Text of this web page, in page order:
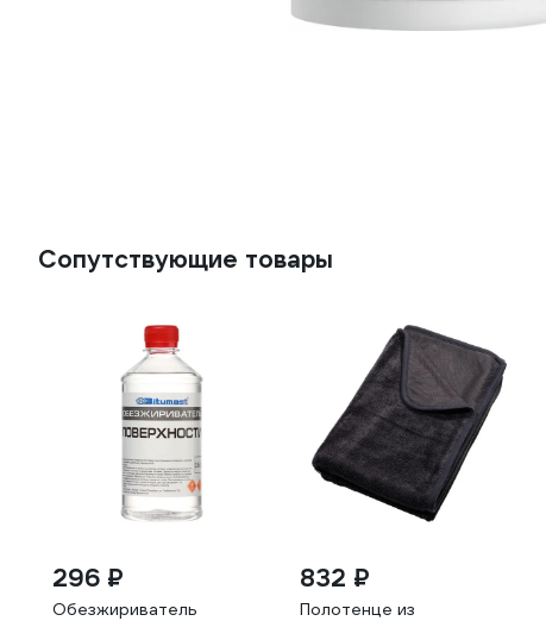
Сопутствующие товары
296 ₽
Обезжириватель
832 ₽
Полотенце из